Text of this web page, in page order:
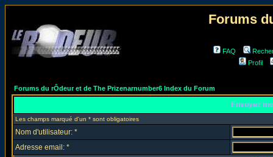
Forums
FAQ
Profil
Forums du rÔdeur et de The Prizenarnumber6 Index du Forum
Envoyez
Les champs marqué d'un * sont obligatoires
Nom d'utilisateur: *
Adresse email: *